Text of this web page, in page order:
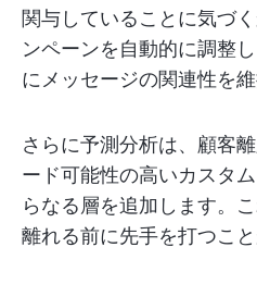
関与していることに気づ
ンペーンを自動的に調整
にメッセージの関連性を維
さらに予測分析は、顧客
ード可能性の高いカスタ
らなる層を追加します。
離れる前に先手を打つこ